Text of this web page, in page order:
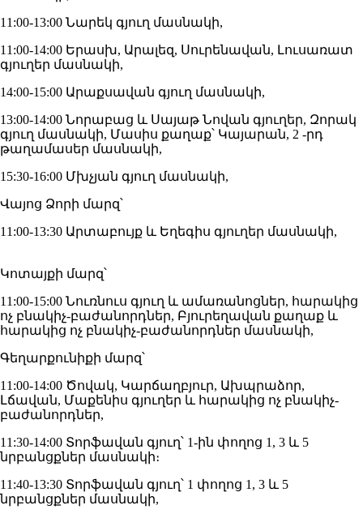
11:00-13:00 Նարեկ գյուղ մասնակի,
11:00-14:00 Երասխ, Արալեզ, Սուրենավան, Լուսառատ
գյուղեր մասնակի,
14:00-15:00 Արաքսավան գյուղ մասնակի,
13:00-14:00 Նորաբաց և Սայաթ Նովան գյուղեր, Զորակ
գյուղ մասնակի, Մասիս քաղաք՝ Կայարան, 2 -րդ
թաղամասեր մասնակի,
15:30-16:00 Մխչյան գյուղ մասնակի,
Վայոց Ձորի մարզ՝
11:00-13:30 Արտաբույք և Եղեգիս գյուղեր մասնակի,
Կոտայքի մարզ՝
11:00-15:00 Նուռնուս գյուղ և ամառանոցներ, հարակից
ոչ բնակիչ-բաժանորդներ, Բյուրեղավան քաղաք և
հարակից ոչ բնակիչ-բաժանորդներ մասնակի,
Գեղարքունիքի մարզ՝
11:00-14:00 Ծովակ, Կարճաղբյուր, Ախպրաձոր,
Լճավան, Մաքենիս գյուղեր և հարակից ոչ բնակիչ-
բաժանորդներ,
11:30-14:00 Տորֆավան գյուղ՝ 1-ին փողոց 1, 3 և 5
նրբանցքներ մասնակի։
11:40-13:30 Տորֆավան գյուղ՝ 1 փողոց 1, 3 և 5
նրբանցքներ մասնակի,